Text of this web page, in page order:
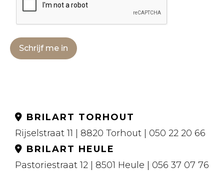
Schrijf me in
BRILART TORHOUT
Rijselstraat 11 | 8820 Torhout | 050 22 20 66
BRILART HEULE
Pastoriestraat 12 | 8501 Heule | 056 37 07 76